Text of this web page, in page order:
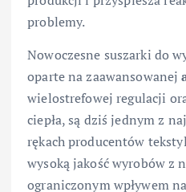
problemy.
Nowoczesne suszarki do
oparte na zaawansowanej
wielostrefowej regulacji
ciepła, są dziś jednym z
rękach producentów
wysoką jakość wyrobów z
ograniczonym wpływem